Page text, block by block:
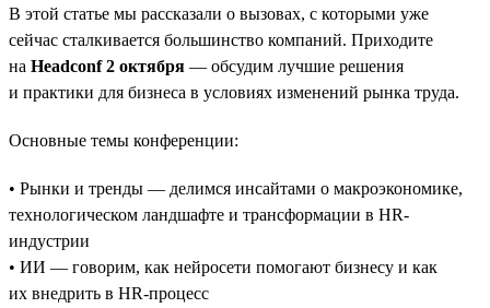
В этой статье мы рассказали о вызовах, с которыми уже
сейчас сталкивается большинство компаний. Приходите
на Headconf 2 октября — обсудим лучшие решения
и практики для бизнеса в условиях изменений рынка труда.
Основные темы конференции:
• Рынки и тренды — делимся инсайтами о макроэкономике,
технологическом ландшафте и трансформации в HR-
индустрии
• ИИ — говорим, как нейросети помогают бизнесу и как
их внедрить в HR-процесс